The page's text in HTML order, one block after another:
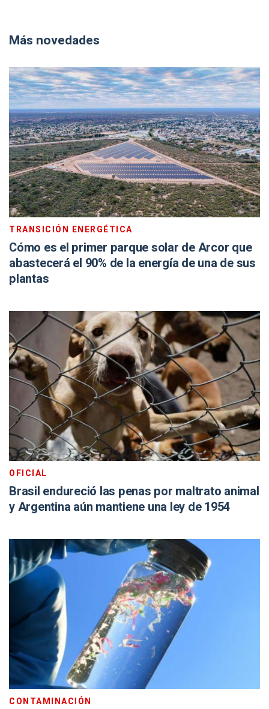
Más novedades
TRANSICIÓN ENERGÉTICA
Cómo es el primer parque solar de Arcor que
abastecerá el 90% de la energía de una de sus
plantas
OFICIAL
Brasil endureció las penas por maltrato animal
y Argentina aún mantiene una ley de 1954
CONTAMINACIÓN